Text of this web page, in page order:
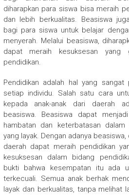
diharapkan para siswa bisa meraih
dan lebih berkualitas. Beasiswa
bagi para siswa untuk belajar
menyerah. Melalui beasiswa,
dapat meraih kesuksesan yang
pendidikan.
Pendidikan adalah hal yang sangat
setiap individu. Salah satu cara
kepada anak-anak dari daerah
beasiswa. Beasiswa dapat
hambatan dan keterbatasan dalam
yang layak. Dengan adanya
daerah dapat meraih pendidikan
kesuksesan dalam bidang
bukti bahwa kesempatan itu ada
terkecuali. Semua anak berhak
layak dan berkualitas, tanpa melihat